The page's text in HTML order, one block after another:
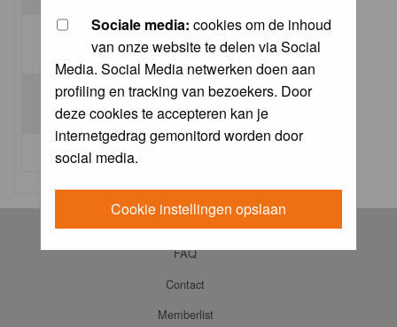
Sociale media: cookies om de inhoud
van onze website te delen via Social
Media. Social Media netwerken doen aan
profiling en tracking van bezoekers. Door
deze cookies te accepteren kan je
internetgedrag gemonitord worden door
social media.
Cookie instellingen opslaan
Log me on automatically each visit:
I forgot my password
FAQ
Contact
Memberlist